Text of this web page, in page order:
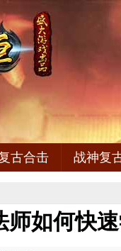
古合击 战神复
师如何快